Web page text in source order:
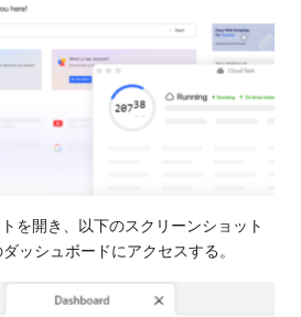
を開き、以下のスクリーンショット
ッシュボードにアクセスする。